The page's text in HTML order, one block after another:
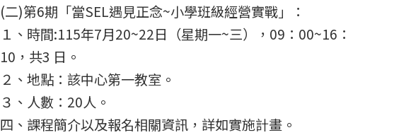
(二)第6期「當SEL遇見正念~小學班級經營實戰」：
１、時間:115年7月20~22日（星期一~三），09：00~16：
10，共3 日。
２、地點：該中心第一教室。
３、人數：20人。
四、課程簡介以及報名相關資訊，詳如實施計畫。